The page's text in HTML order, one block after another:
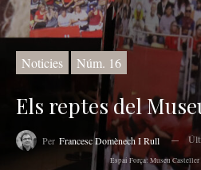
Noticies Núm. 16
Els reptes del
Per Francesc Domènech I Rull
Espai Força: Museu